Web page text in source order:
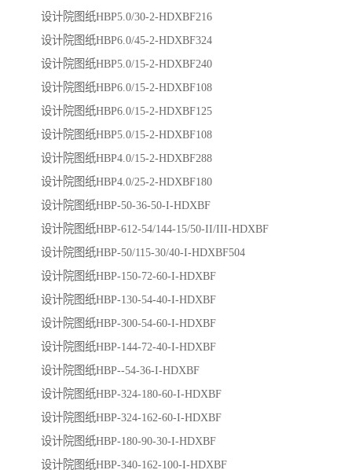
设计院图纸HBP5.0/30-2-HDXBF216
设计院图纸HBP6.0/45-2-HDXBF324
设计院图纸HBP5.0/15-2-HDXBF240
设计院图纸HBP6.0/15-2-HDXBF108
设计院图纸HBP6.0/15-2-HDXBF125
设计院图纸HBP5.0/15-2-HDXBF108
设计院图纸HBP4.0/15-2-HDXBF288
设计院图纸HBP4.0/25-2-HDXBF180
设计院图纸HBP-50-36-50-I-HDXBF
设计院图纸HBP-612-54/144-15/50-II/III-HDXBF
设计院图纸HBP-50/115-30/40-I-HDXBF504
设计院图纸HBP-150-72-60-I-HDXBF
设计院图纸HBP-130-54-40-I-HDXBF
设计院图纸HBP-300-54-60-I-HDXBF
设计院图纸HBP-144-72-40-I-HDXBF
设计院图纸HBP--54-36-I-HDXBF
设计院图纸HBP-324-180-60-I-HDXBF
设计院图纸HBP-324-162-60-I-HDXBF
设计院图纸HBP-180-90-30-I-HDXBF
设计院图纸HBP-340-162-100-I-HDXBF